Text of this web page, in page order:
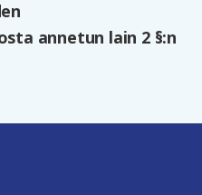
annetun lain 2 §:n